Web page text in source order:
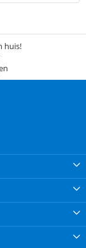
huis!